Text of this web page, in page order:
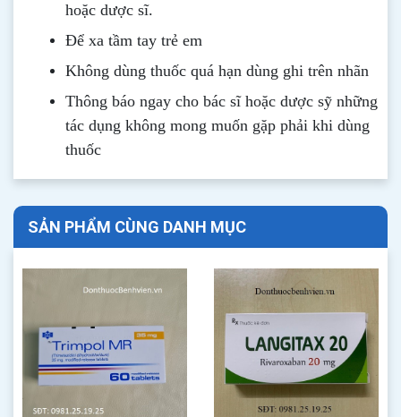
hoặc dược sĩ.
Để xa tầm tay trẻ em
Không dùng thuốc quá hạn dùng ghi trên nhãn
Thông báo ngay cho bác sĩ hoặc dược sỹ những
tác dụng không mong muốn gặp phải khi dùng
thuốc
SẢN PHẨM CÙNG DANH MỤC